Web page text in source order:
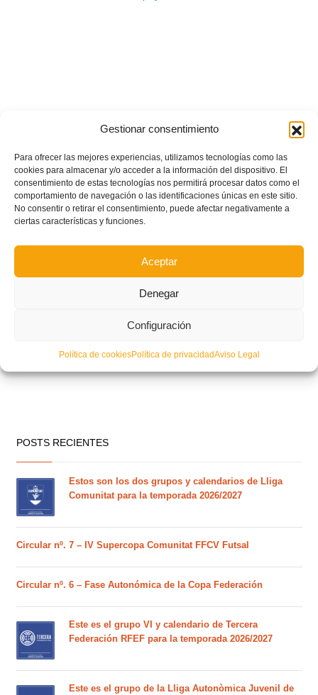
Gestionar consentimiento
Para ofrecer las mejores experiencias, utilizamos tecnologías como las
cookies para almacenar y/o acceder a la información del dispositivo. El
consentimiento de estas tecnologías nos permitirá procesar datos como el
comportamiento de navegación o las identificaciones únicas en este sitio.
No consentir o retirar el consentimiento, puede afectar negativamente a
ciertas características y funciones.
Aceptar
Denegar
Configuración
Política de cookiesPolítica de privacidadAviso Legal
POSTS RECIENTES
Estos son los dos grupos y calendarios de Lliga
Comunitat para la temporada 2026/2027
Circular nº. 7 – IV Supercopa Comunitat FFCV Futsal
Circular nº. 6 – Fase Autonómica de la Copa Federación
Este es el grupo VI y calendario de Tercera
Federación RFEF para la temporada 2026/2027
Este es el grupo de la Lliga Autonòmica Juvenil de